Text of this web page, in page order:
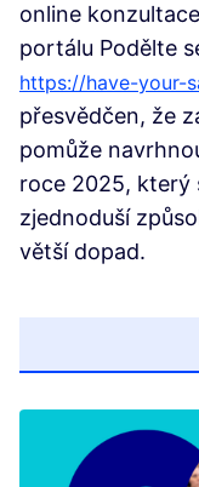
online
portálu Podělte
https://have-your-
přesvědčen, že
pomůže
roce 2025, který
zjednoduší
větší dopad.